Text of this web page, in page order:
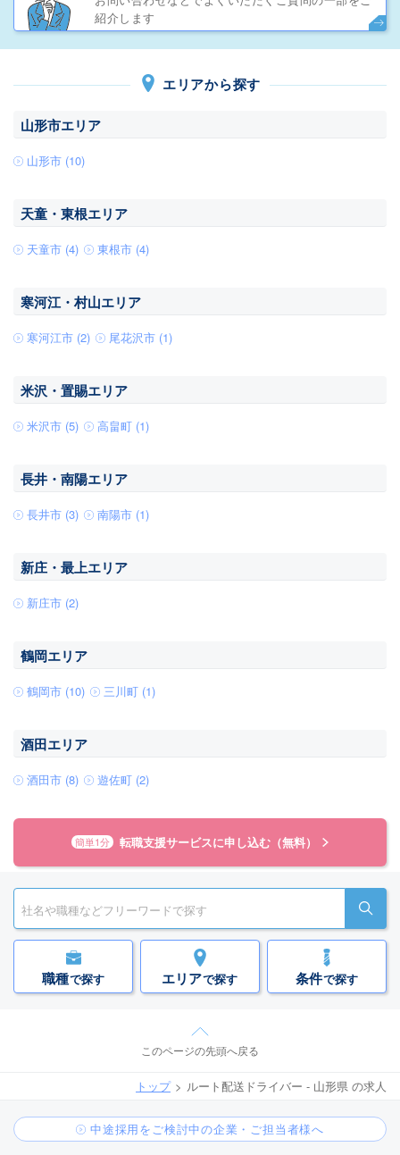
紹介します
エリアから探す
山形市エリア
山形市 (10)
天童・東根エリア
天童市 (4) 東根市 (4)
寒河江・村山エリア
寒河江市 (2) 尾花沢市 (1)
米沢・置賜エリア
米沢市 (5) 高畠町 (1)
長井・南陽エリア
長井市 (3) 南陽市 (1)
新庄・最上エリア
新庄市 (2)
鶴岡エリア
鶴岡市 (10) 三川町 (1)
酒田エリア
酒田市 (8) 遊佐町 (2)
簡単1分 転職支援サービスに申し込む（無料）
職種で探す エリアで探す 条件で探す
このページの先頭へ戻る
トップ ルート配送ドライバー - 山形県 の求人
中途採用をご検討中の企業・ご担当者様へ